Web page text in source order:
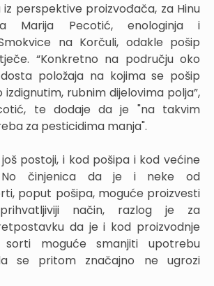
iz perspektive proizvođača, za Hinu
Marija Pecotić, enologinja i
na Korčuli, odakle pošip
“Konkretno na području oko
položaja na kojima se pošip
izdignutim, rubnim dijelovima polja”,
te dodaje da je "na takvim
za pesticidima manja".
postoji, i kod pošipa i kod većine
No činjenica da je i neke od
poput pošipa, moguće proizvesti
način, razlog je za
da je i kod proizvodnje
sorti moguće smanjiti upotrebu
se pritom značajno ne ugrozi